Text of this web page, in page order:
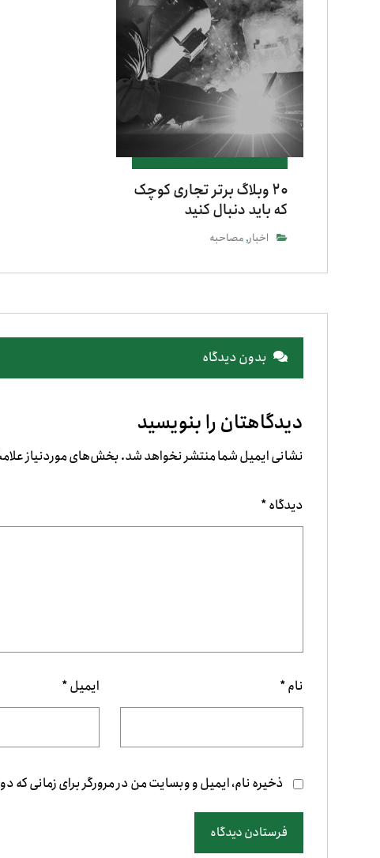
۲۰ وبلاگ برتر تجاری کوچک
که باید دنبال کنید
اخبار,مصاحبه
بدون دیدگاه
دیدگاهتان را بنویسید
نشانی ایمیل شما منتشر نخواهد شد.بخش‌های موردنیاز
دیدگاه*
نام* ایمیل*
ذخیره نام، ایمیل و وبسایت من در مرورگر برای زمانی که
فرستادن دیدگاه